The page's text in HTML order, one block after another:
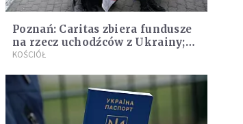
Poznań: Caritas zbiera fundusze
na rzecz uchodźców z Ukrainy;
samorząd miasta szuka
KOŚCIÓŁ